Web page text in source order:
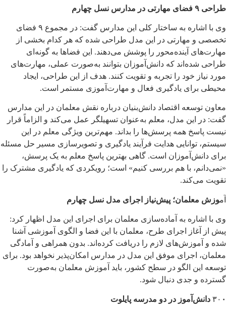
طراحی ۹ فضای مهارتی در مدارس نسل چهارم
وی با اشاره به ساختار کلی این مدارس گفت: در مجموع ۹ فضای
تخصصی و مهارتی در این مدل طراحی شده که هر کدام بخشی از
مهارت‌های آینده‌محور را پوشش می‌دهند. این فضاها به گونه‌ای
طراحی شده‌اند که دانش‌آموزان بتوانند به‌صورت عملی، مهارت‌های
مورد نیاز خود را تجربه و تقویت کنند. هدف از این طراحی، ایجاد
محیطی برای یادگیری فعال و مهارت‌آموزی مستمر است.
معاون توسعه اقتصاد دانش‌بنیان درباره نقش معلمان در این مدارس
گفت: در این مدل، معلم به‌عنوان تسهیلگر عمل می‌کند و الزاماً قرار
نیست پاسخ همه پرسش‌ها را بداند. مهم‌ترین ویژگی معلم در این
سیستم، توانایی هدایت فرآیند یادگیری و تصویرسازی مسیر حل مسئله
برای دانش‌آموزان است. گاهی بهترین پاسخ معلم به یک پرسش،
«نمی‌دانم، با هم بررسی کنیم» است؛ رویکردی که یادگیری مشترک را
تقویت می‌کند.
آموزش معلمان؛ پیش‌نیاز اجرای مدل نسل چهارم
وی با اشاره به آماده‌سازی معلمان برای اجرای این مدل اظهار کرد:
پیش از آغاز اجرای طرح، معلمان با این فضا و الگوی آموزشی آشنا
شده و آموزش‌های لازم را دریافت کرده‌اند. بدون همراهی و آمادگی
معلمان، اجرای موفق این مدل در مدارس امکان‌پذیر نخواهد بود. برای
توسعه این الگو در سطح کشور، باید آموزش معلمان به‌صورت
گسترده و جدی دنبال شود.
۳۰ ۰ دانش‌آموز در دو مدرسه پایلوت